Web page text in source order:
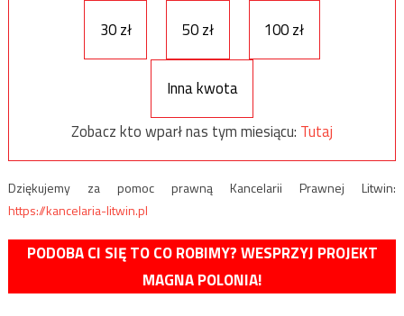
30 zł
50 zł 100 zł
Inna kwota
Zobacz kto wparł nas tym miesiącu: Tutaj
Dziękujemy za pomoc prawną Kancelarii Prawnej Litwin:
https://kancelaria-litwin.pl
PODOBA CI SIĘ TO CO ROBIMY? WESPRZYJ PROJEKT
MAGNA POLONIA!